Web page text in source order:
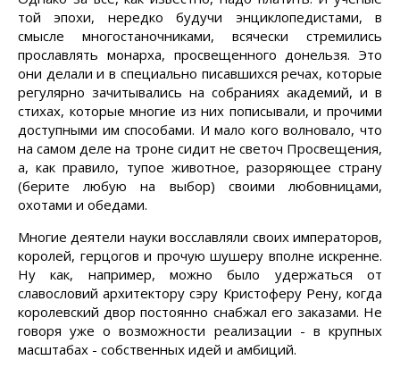
той эпохи, нередко будучи энциклопедистами, в
смысле многостаночниками, всячески стремились
прославлять монарха, просвещенного донельзя. Это
они делали и в специально писавшихся речах, которые
регулярно зачитывались на собраниях академий, и в
стихах, которые многие из них пописывали, и прочими
доступными им способами. И мало кого волновало, что
на самом деле на троне сидит не светоч Просвещения,
а, как правило, тупое животное, разоряющее страну
(берите любую на выбор) своими любовницами,
охотами и обедами.
Многие деятели науки восславляли своих императоров,
королей, герцогов и прочую шушеру вполне искренне.
Ну как, например, можно было удержаться от
славословий архитектору сэру Кристоферу Рену, когда
королевский двор постоянно снабжал его заказами. Не
говоря уже о возможности реализации - в крупных
масштабах - собственных идей и амбиций.